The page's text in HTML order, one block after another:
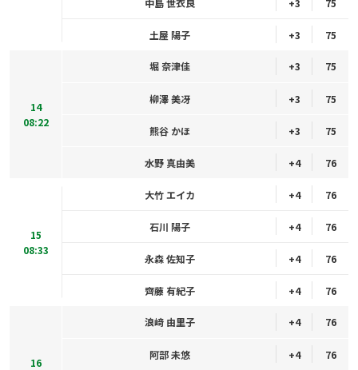
土屋 陽子 +3 75
14
08:22
堀 奈津佳 +3 75
柳澤 美冴 +3 75
熊谷 かほ +3 75
水野 真由美 +4 76
15
08:33
大竹 エイカ +4 76
石川 陽子 +4 76
永森 佐知子 +4 76
齊藤 有紀子 +4 76
16
浪﨑 由里子 +4 76
阿部 未悠 +4 76